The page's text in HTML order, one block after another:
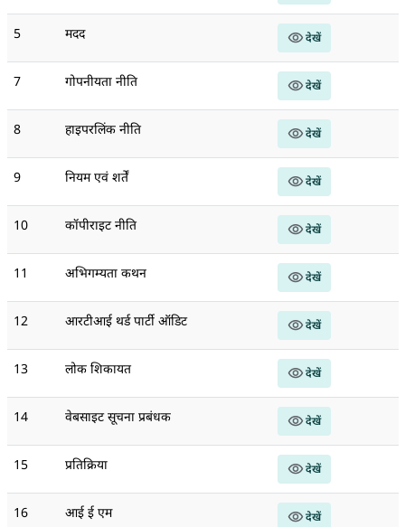
5 मदद देखें
7 गोपनीयता नीति देखें
8 हाइपरलिंक नीति देखें
9 नियम एवं शर्तें देखें
10 कॉपीराइट नीति देखें
11 अभिगम्यता कथन देखें
12 आरटीआई थर्ड पार्टी ऑडिट देखें
13 लोक शिकायत देखें
14 वेबसाइट सूचना प्रबंधक देखें
15 प्रतिक्रिया देखें
16 आई ई एम देखें